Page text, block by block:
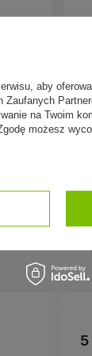
wypełnienia w
i biodra.
-
5
aby
Zaufanych
na Twoim
możesz